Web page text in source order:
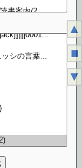
▲
■
▼